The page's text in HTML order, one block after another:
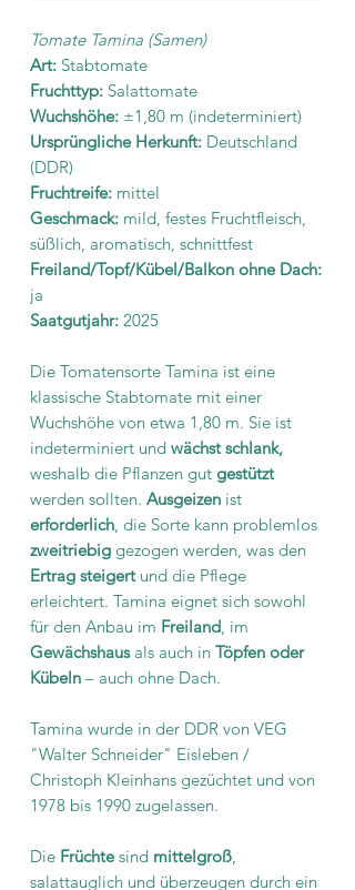
Tomate Tamina (Samen)
Art: Stabtomate
Fruchttyp: Salattomate
Wuchshöhe: ±1,80 m (indeterminiert)
Ursprüngliche Herkunft: Deutschland
(DDR)
Fruchtreife: mittel
Geschmack: mild, festes Fruchtfleisch,
süßlich, aromatisch, schnittfest
Freiland/Topf/Kübel/Balkon ohne Dach:
ja
Saatgutjahr: 2025
Die Tomatensorte Tamina ist eine
klassische Stabtomate mit einer
Wuchshöhe von etwa 1,80 m. Sie ist
indeterminiert und wächst schlank,
weshalb die Pflanzen gut gestützt
werden sollten. Ausgeizen ist
erforderlich , die Sorte kann problemlos
zweitriebig gezogen werden, was den
Ertrag steigert und die Pflege
erleichtert. Tamina eignet sich sowohl
für den Anbau im Freiland , im
Gewächshausals auch in Töpfen oder
Kübeln – auch ohne Dach.
Tamina wurde in der DDR von VEG
"Walter Schneider" Eisleben /
Christoph Kleinhans gezüchtet und von
1978 bis 1990 zugelassen.
Die Früchtesind mittelgroß
salattauglich und überzeugen durch ein